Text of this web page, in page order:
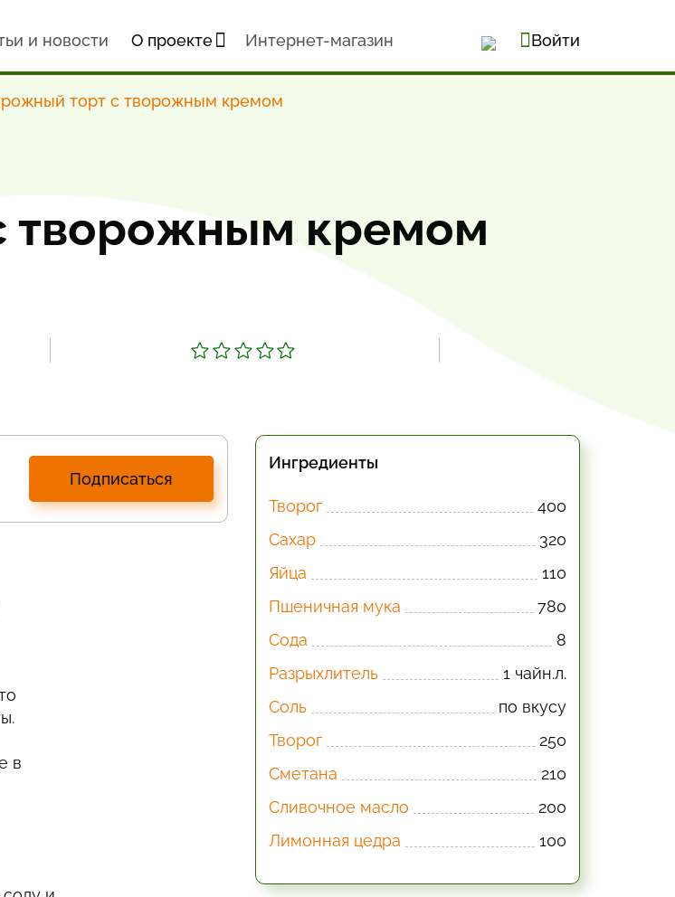
и новости О проекте Интернет-магазин Войти
торт с творожным кремом
творожным кремом
Подписаться
в
Ингредиенты
Творог
400
Сахар
320
Яйца
110
Пшеничная мука
780
Сода
8
Разрыхлитель
1 чайн.л.
Соль
по вкусу
Творог
250
Сметана
210
Сливочное масло
200
Лимонная цедра
100